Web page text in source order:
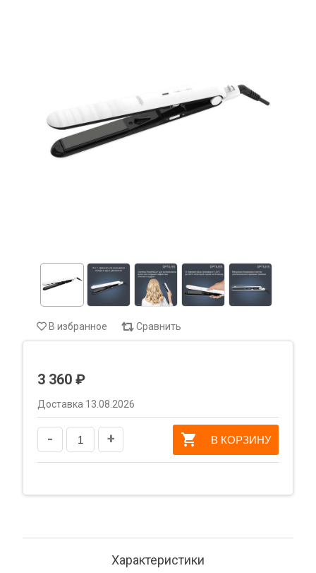
В избранное Сравнить
3 360 ₽
Доставка 13.08.2026
- + В КОРЗИНУ
Характеристики